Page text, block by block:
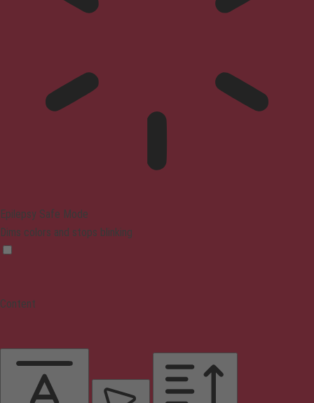
Epilepsy Safe Mode
Dims colors and stops blinking
Content